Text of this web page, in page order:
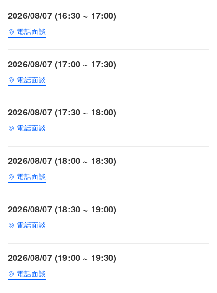
2026/08/07 (16:30 ~ 17:00)
電話面談
2026/08/07 (17:00 ~ 17:30)
電話面談
2026/08/07 (17:30 ~ 18:00)
電話面談
2026/08/07 (18:00 ~ 18:30)
電話面談
2026/08/07 (18:30 ~ 19:00)
電話面談
2026/08/07 (19:00 ~ 19:30)
電話面談